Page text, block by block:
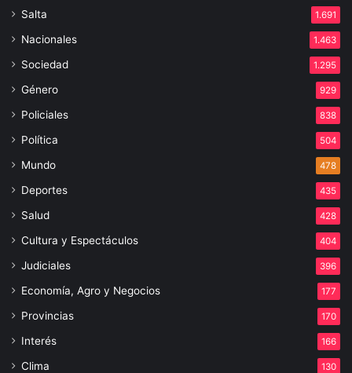
Salta 1.691
Nacionales 1.463
Sociedad 1.295
Género 929
Policiales 838
Política 504
Mundo 478
Deportes 435
Salud 428
Cultura y Espectáculos 404
Judiciales 396
Economía, Agro y Negocios 177
Provincias 170
Interés 166
Clima 130